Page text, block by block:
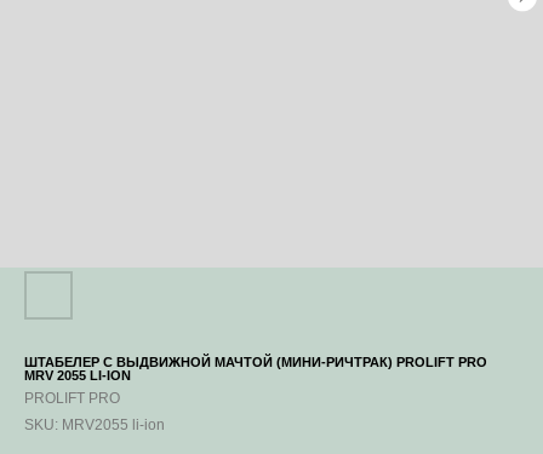
ШТАБЕЛЕР С ВЫДВИЖНОЙ МАЧТОЙ (МИНИ-РИЧТРАК) PROLIFT PRO
MRV 2055 LI-ION
PROLIFT PRO
SKU: MRV2055 li-ion